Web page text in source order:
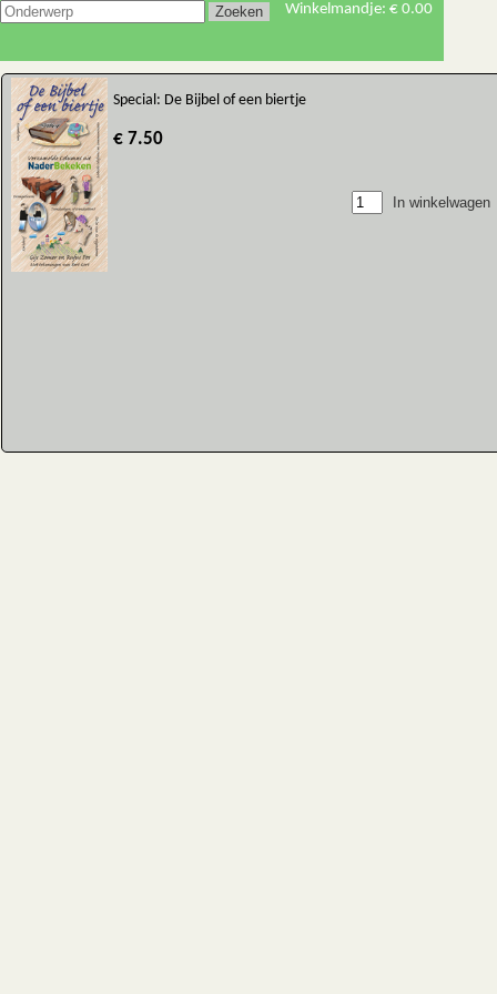
Winkelmandje: € 0.00
Special: De Bijbel of een biertje
€ 7.50